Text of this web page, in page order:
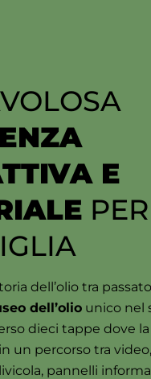
E
dell’olio tra
dell’olio unico nel
dieci tappe dove
un percorso tra
pannelli